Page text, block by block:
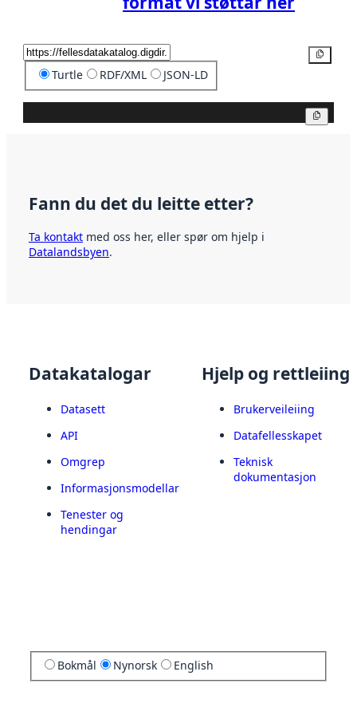
Turtle RDF/XML JSON-LD
Fann du det du leitte etter?
Ta kontakt med oss her, eller spør om hjelp i
Datalandsbyen.
Datakatalogar
Datasett
API
Omgrep
Informasjonsmodellar
Tenester og
hendingar
Hjelp og rettleiing
Brukerveileiing
Datafellesskapet
Teknisk
dokumentasjon
Bokmål Nynorsk English